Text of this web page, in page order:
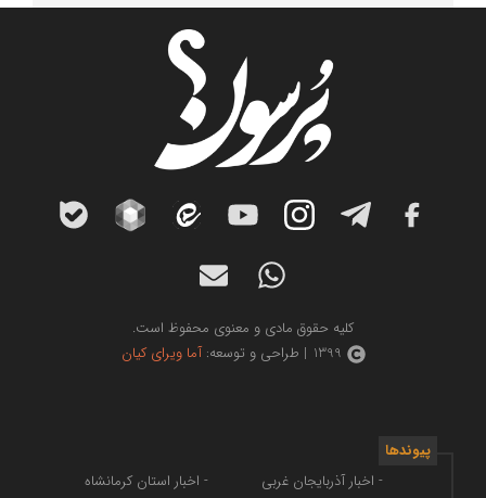
کلیه حقوق مادی و معنوی محفوظ است.
1399 | طراحی و توسعه:
آما ویرای کیان
پیوندها
- اخبار آذربایجان غربی
- اخبار استان کرمانشاه